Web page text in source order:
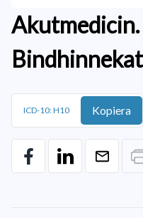
ICD-10: H10 Kopiera